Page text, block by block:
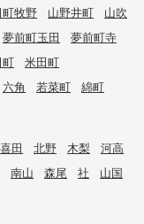
町牧野 山野井町
山吹
夢前町玉田
夢前町寺
町
米田町
六角 若菜町 綿町
喜田 北野 木梨
河高
南山 森尾 社 山国